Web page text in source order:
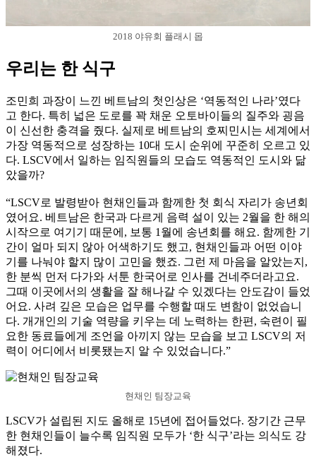
2018 야유회 플래시 몹
우리는 한 식구
조민희 과장이 느낀 베트남의 첫인상은 ‘역동적인 나라’였다
고 한다. 특히 넓은 도로를 꽉 채운 오토바이들의 질주와 굉음
이 신선한 충격을 줬다. 실제로 베트남의 호찌민시는 세계에서
가장 역동적으로 성장하는 10대 도시 순위에 꾸준히 오르고 있
다. LSCV에서 일하는 임직원들의 모습도 역동적인 도시와 닮
았을까?
“LSCV로 발령받아 현채인들과 함께한 첫 회식 자리가 송년회
였어요. 베트남은 한국과 다르게 음력 설이 있는 2월을 한 해의
시작으로 여기기 때문에, 보통 1월에 송년회를 해요. 함께한 기
간이 얼마 되지 않아 어색하기도 했고, 현채인들과 어떤 이야
기를 나눠야 할지 많이 고민을 했죠. 그런 제 마음을 알았는지,
한 분씩 먼저 다가와 서툰 한국어로 인사를 건네주더라고요.
그때 이곳에서의 생활을 잘 해나갈 수 있겠다는 안도감이 들었
어요. 사려 깊은 모습은 업무를 수행할 때도 변함이 없었습니
다. 개개인의 기술 역량을 키우는 데 노력하는 한편, 숙련이 필
요한 동료들에게 조언을 아끼지 않는 모습을 보고 LSCV의 저
력이 어디에서 비롯됐는지 알 수 있었습니다.”
현채인 팀장교육
LSCV가 설립된 지도 올해로 15년에 접어들었다. 장기간 근무
한 현채인들이 늘수록 임직원 모두가 ‘한 식구’라는 의식도 강
해졌다.